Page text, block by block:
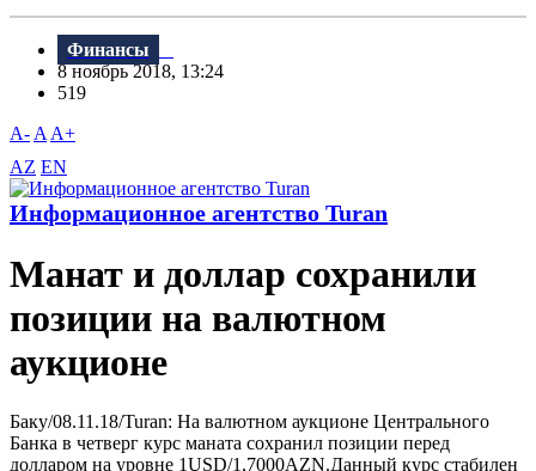
Финансы
8 ноябрь 2018, 13:24
519
A- A A+
AZ EN
Информационное агентство Turan
Манат и доллар сохранили
позиции на валютном
аукционе
Баку/08.11.18/Turan: На валютном аукционе Центрального
Банка в четверг курс маната сохранил позиции перед
долларом на уровне 1USD/1,7000AZN.Данный курс стабилен